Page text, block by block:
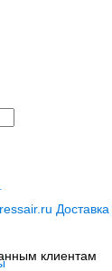
Доставка
клиентам